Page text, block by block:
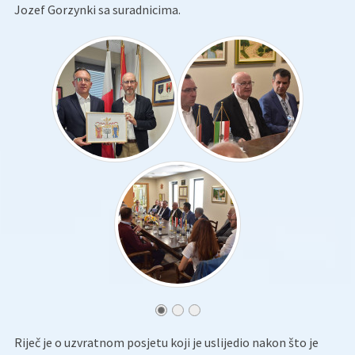
Jozef Gorzynki sa suradnicima.
Riječ je o uzvratnom posjetu koji je uslijedio nakon što je